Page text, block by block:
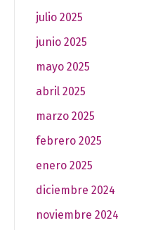
julio 2025
junio 2025
mayo 2025
abril 2025
marzo 2025
febrero 2025
enero 2025
diciembre 2024
noviembre 2024